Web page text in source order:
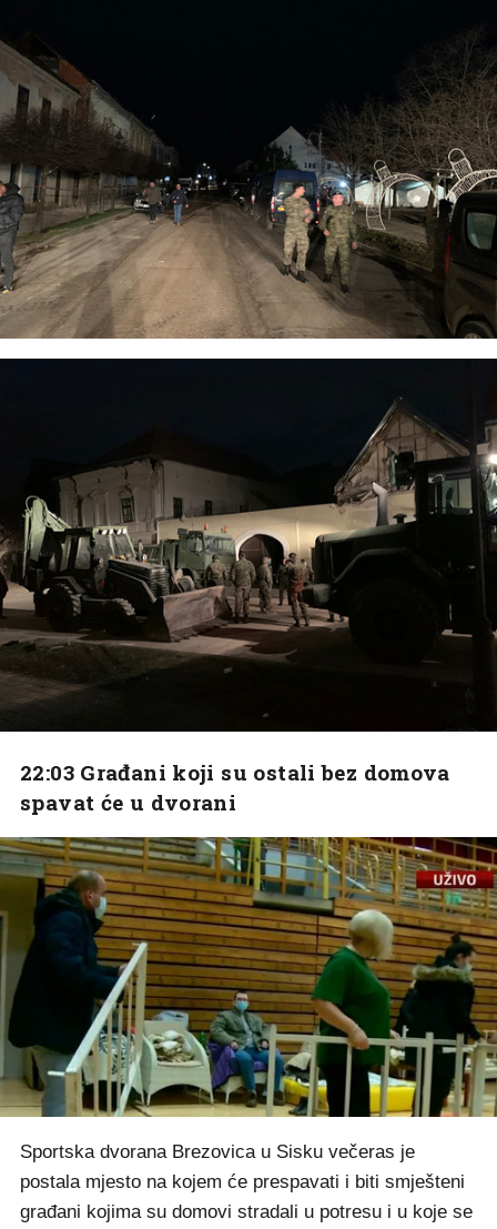
22:03 Građani koji su ostali bez domova
spavat će u dvorani
Sportska dvorana Brezovica u Sisku večeras je
postala mjesto na kojem će prespavati i biti smješteni
građani kojima su domovi stradali u potresu i u koje se